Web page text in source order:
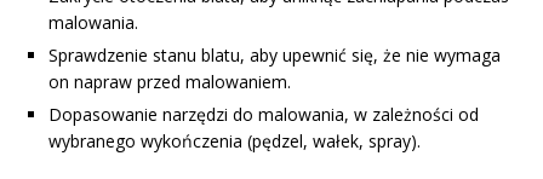
malowania.
Sprawdzenie stanu blatu, aby upewnić się, że nie wymaga
on napraw przed malowaniem.
Dopasowanie narzędzi do malowania, w zależności od
wybranego wykończenia (pędzel, wałek, spray).